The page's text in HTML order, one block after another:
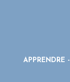
APPRENDRE